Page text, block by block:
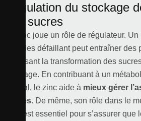
Régulation du stockage
des sucres
Le zinc joue un rôle de régulateur.
glucides défaillant peut entraîner des
favorisant la transformation des
stockage. En contribuant à un
normal, le zinc aide à mieux gérer
sucres. De même, son rôle dans le
gras est essentiel pour s’assurer